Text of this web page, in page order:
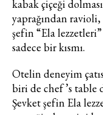
Moda
fikirler, öne
vogue
sırları ve
kabak çiçeği
yaprağından
şefin “Ela
sadece bir kısmı.
Otelin deneyim
biri de chef ’s table
Şevket şefin Ela